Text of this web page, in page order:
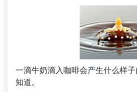
一滴牛奶滴入咖啡会产生什么样
知道。